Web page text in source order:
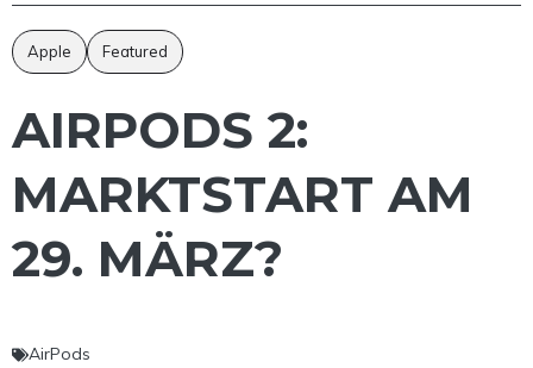
Apple Featured
AIRPODS 2:
MARKTSTART AM
29. MÄRZ?
AirPods